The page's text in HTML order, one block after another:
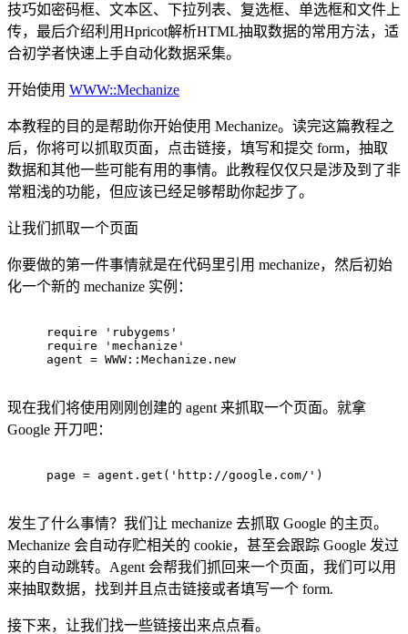
技巧如密码框、文本区、下拉列表、复选框、单选框和文件上
传，最后介绍利用Hpricot解析HTML抽取数据的常用方法，适
合初学者快速上手自动化数据采集。
开始使用 WWW::Mechanize
本教程的目的是帮助你开始使用 Mechanize。读完这篇教程之
后，你将可以抓取页面，点击链接，填写和提交 form，抽取
数据和其他一些可能有用的事情。此教程仅仅只是涉及到了非
常粗浅的功能，但应该已经足够帮助你起步了。
让我们抓取一个页面
你要做的第一件事情就是在代码里引用 mechanize，然后初始
化一个新的 mechanize 实例：
require
'rubygems'
require
'mechanize'
agent = WWW : :Mechanize .new
现在我们将使用刚刚创建的 agent 来抓取一个页面。就拿
Google 开刀吧：
page = agent.get( 'http://google.com/' )
发生了什么事情？我们让 mechanize 去抓取 Google 的主页。
Mechanize 会自动存贮相关的 cookie，甚至会跟踪 Google 发过
来的自动跳转。Agent 会帮我们抓回来一个页面，我们可以用
来抽取数据，找到并且点击链接或者填写一个 form.
接下来，让我们找一些链接出来点点看。